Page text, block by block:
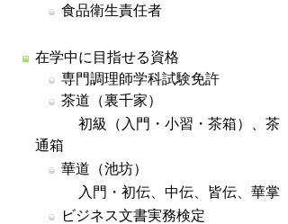
食品衛生責任者
在学中に目指せる資格
専門調理師学科試験免許
茶道（裏千家）
初級（入門・小習・茶箱）、茶
通箱
華道（池坊）
入門・初伝、中伝、皆伝、華掌
ビジネス文書実務検定